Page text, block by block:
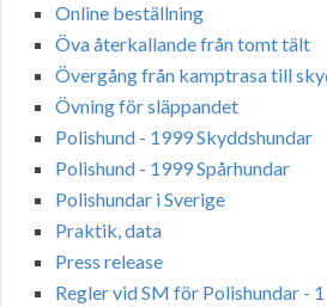
Online beställning
Öva återkallande från tomt tält
Övergång från kamptrasa till
Övning för släppandet
Polishund - 1999 Skyddshundar
Polishund - 1999 Spårhundar
Polishundar i Sverige
Praktik, data
Press release
Regler vid SM för Polishundar - 1